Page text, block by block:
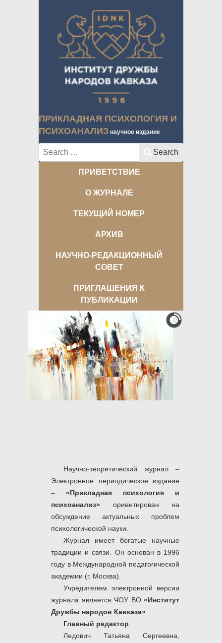
ПРИКЛАДНАЯ ПСИХОЛОГИЯ И
ПСИХОАНАЛИЗ научное издание
Search Search
ПРИВЕТСТВИЕ
О ЖУРНАЛЕ
ТЕКУЩИЙ НОМЕР
АРХИВ
НАУЧНО-РЕДАКЦИОННЫЙ
СОВЕТ
ПРИГЛАШЕНИЯ К
ПУБЛИКАЦИИ
Научно-теоретический журнал –
Электронное периодическое издание
– «Прикладная психология и
психоанализ» ориентирован на
обсуждение актуальных проблем
психологической науки.
Журнал имеет богатые научные
традиции и связи. Он основан в 1996
году в Международной педагогической
академии (г. Москва).
Учредителем электронной версии
журнала является ЧОУ ВО«Институт
Дружбы народов Кавказа»
Главный редактор
Ледович Татьяна Сергеевна,